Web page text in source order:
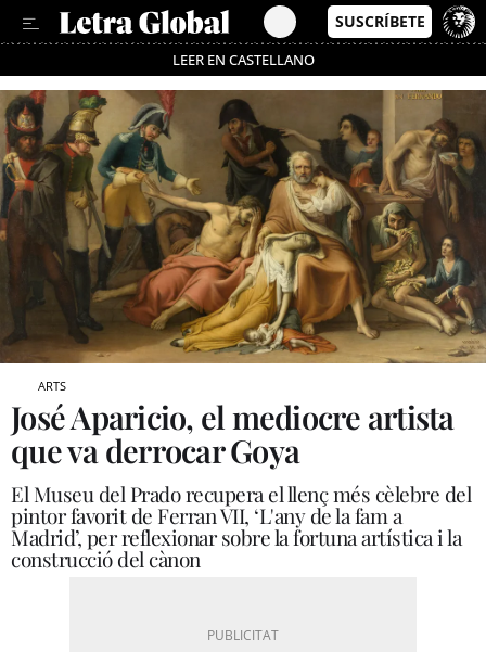
LEER EN CASTELLANO
Passa’t al mode estalvi
ARTS
José Aparicio, el mediocre artista
que va derrocar Goya
El Museu del Prado recupera el llenç més cèlebre del
pintor favorit de Ferran VII, ‘L'any de la fam a
Madrid’, per reflexionar sobre la fortuna artística i la
construcció del cànon